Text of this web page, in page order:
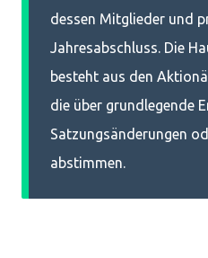
dessen Mitglieder und
Jahresabschluss. Die
besteht aus den
die über grundlegende
Satzungsänderungen
abstimmen.